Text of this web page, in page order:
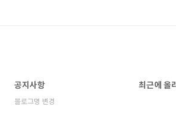
공지사항
블로그명 변경
최근에 올